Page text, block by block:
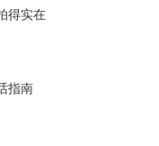
得实在
指南